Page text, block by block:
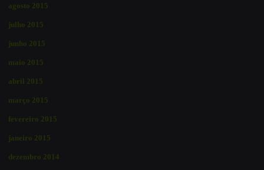
agosto 2015
julho 2015
junho 2015
maio 2015
abril 2015
março 2015
fevereiro 2015
janeiro 2015
dezembro 2014